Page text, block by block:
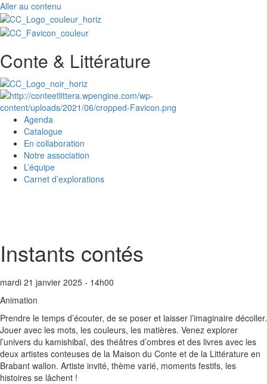
Aller au contenu
Conte & Littérature
Agenda
Catalogue
En collaboration
Notre association
L’équipe
Carnet d’explorations
Instants contés
mardi 21 janvier 2025 - 14h00
Animation
Prendre le temps d’écouter, de se poser et laisser l’imaginaire décoller.
Jouer avec les mots, les couleurs, les matières. Venez explorer
l’univers du kamishibaï, des théâtres d’ombres et des livres avec les
deux artistes conteuses de la Maison du Conte et de la Littérature en
Brabant wallon. Artiste invité, thème varié, moments festifs, les
histoires se lâchent !